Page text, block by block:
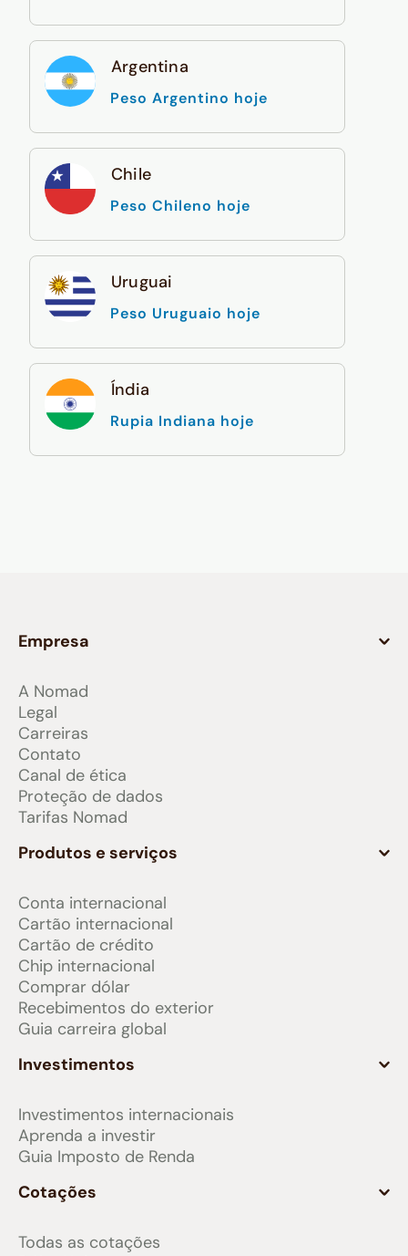
Argentina
Peso Argentino hoje
Chile
Peso Chileno hoje
Uruguai
Peso Uruguaio hoje
Índia
Rupia Indiana hoje
Empresa
A Nomad
Legal
Carreiras
Contato
Canal de ética
Proteção de dados
Tarifas Nomad
Produtos e serviços
Conta internacional
Cartão internacional
Cartão de crédito
Chip internacional
Comprar dólar
Recebimentos do exterior
Guia carreira global
Investimentos
Investimentos internacionais
Aprenda a investir
Guia Imposto de Renda
Cotações
Todas as cotações